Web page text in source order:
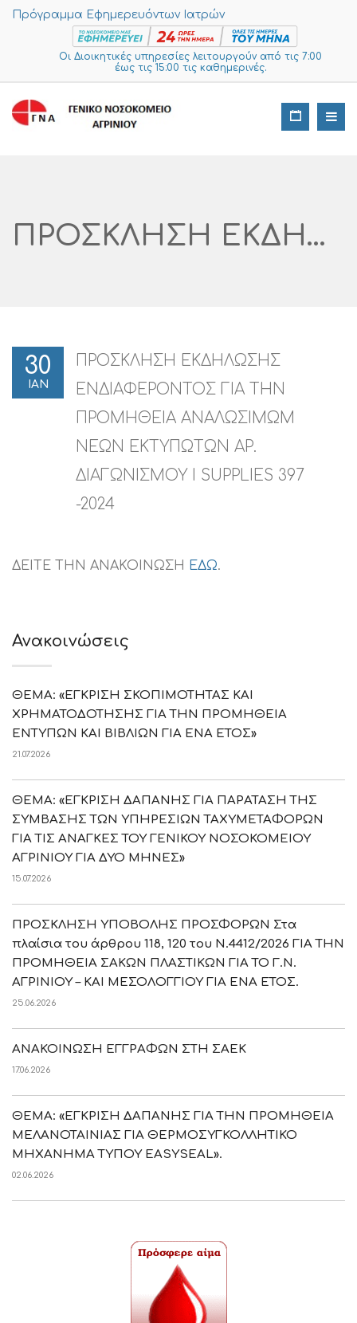
Πρόγραμμα Εφημερευόντων Ιατρών
Οι Διοικητικές υπηρεσίες λειτουργούν από τις 7:00
έως τις 15:00 τις καθημερινές.
ΠΡΟΣΚΛΗΣΗ ΕΚΔΗΛΩΣΗΣ ΕΝΔΙΑΦΕΡΟΝΤΟΣ ΓΙΑ ΤΗΝ ΠΡΟΜΗΘΕΙΑ ΑΝΑΛΩΣΙΜΩΜ ΝΕΩΝ ΕΚΤΥΠΩΤΩΝ ΑΡ. ΔΙΑΓΩΝΙΣΜΟΥ I SUPPLIES 397 -2024
30
ΙΑΝ
ΠΡΟΣΚΛΗΣΗ ΕΚΔΗΛΩΣΗΣ
ΕΝΔΙΑΦΕΡΟΝΤΟΣ ΓΙΑ ΤΗΝ
ΠΡΟΜΗΘΕΙΑ ΑΝΑΛΩΣΙΜΩΜ
ΝΕΩΝ ΕΚΤΥΠΩΤΩΝ ΑΡ.
ΔΙΑΓΩΝΙΣΜΟΥ I SUPPLIES 397
-2024
ΔΕΙΤΕ ΤΗΝ ΑΝΑΚΟΙΝΩΣΗ ΕΔΩ.
Ανακοινώσεις
ΘΕΜΑ: «ΕΓΚΡΙΣΗ ΣΚΟΠΙΜΟΤΗΤΑΣ ΚΑΙ
ΧΡΗΜΑΤΟΔΟΤΗΣΗΣ ΓΙΑ ΤΗΝ ΠΡΟΜΗΘΕΙΑ
ΕΝΤΥΠΩΝ ΚΑΙ ΒΙΒΛΙΩΝ ΓΙΑ ΕΝΑ ΕΤΟΣ»
21.07.2026
ΘΕΜΑ: «ΕΓΚΡΙΣΗ ΔΑΠΑΝΗΣ ΓΙΑ ΠΑΡΑΤΑΣΗ ΤΗΣ
ΣΥΜΒΑΣΗΣ ΤΩΝ ΥΠΗΡΕΣΙΩΝ ΤΑΧΥΜΕΤΑΦΟΡΩΝ
ΓΙΑ ΤΙΣ ΑΝΑΓΚΕΣ ΤΟΥ ΓΕΝΙΚΟΥ ΝΟΣΟΚΟΜΕΙΟΥ
ΑΓΡΙΝΙΟΥ ΓΙΑ ΔΥΟ ΜΗΝΕΣ»
15.07.2026
ΠΡΟΣΚΛΗΣΗ ΥΠΟΒΟΛΗΣ ΠΡΟΣΦΟΡΩΝ Στα
πλαίσια του άρθρου 118, 120 του Ν.4412/2026 ΓΙΑ ΤΗΝ
ΠΡΟΜΗΘΕΙΑ ΣΑΚΩΝ ΠΛΑΣΤΙΚΩΝ ΓΙΑ ΤΟ Γ.Ν.
ΑΓΡΙΝΙΟΥ – ΚΑΙ ΜΕΣΟΛΟΓΓΙΟΥ ΓΙΑ ΕΝΑ ΕΤΟΣ.
25.06.2026
ΑΝΑΚΟΙΝΩΣΗ ΕΓΓΡΑΦΩΝ ΣΤΗ ΣΑΕΚ
17.06.2026
ΘΕΜΑ: «ΕΓΚΡΙΣΗ ΔΑΠΑΝΗΣ ΓΙΑ ΤΗΝ ΠΡΟΜΗΘΕΙΑ
ΜΕΛΑΝΟΤΑΙΝΙΑΣ ΓΙΑ ΘΕΡΜΟΣΥΓΚΟΛΛΗΤΙΚΟ
ΜΗΧΑΝΗΜΑ ΤΥΠΟΥ EASYSEAL».
02.06.2026